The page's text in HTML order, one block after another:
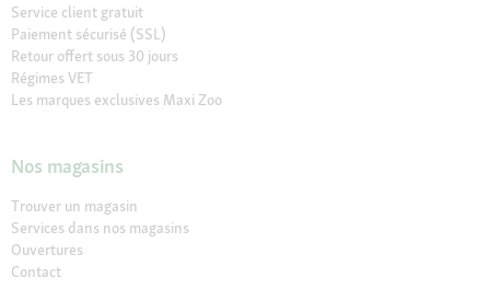
Service client gratuit
Paiement sécurisé (SSL)
Retour offert sous 30 jours
Régimes VET
Les marques exclusives Maxi Zoo
Nos magasins
Trouver un magasin
Services dans nos magasins
Ouvertures
Contact